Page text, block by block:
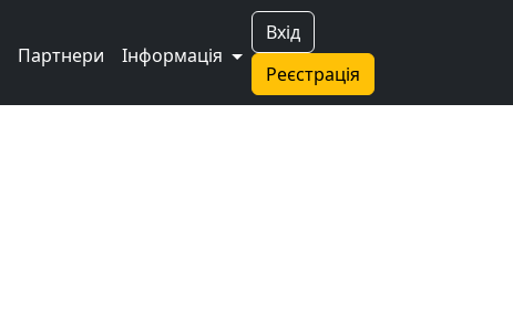
Вхід
Реєстрація
Партнери Інформація